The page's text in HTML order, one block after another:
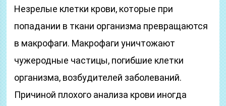
Незрелые клетки крови, которые при
попадании в ткани организма превращаются
в макрофаги. Макрофаги уничтожают
чужеродные частицы, погибшие клетки
организма, возбудителей заболеваний.
Причиной плохого анализа крови иногда